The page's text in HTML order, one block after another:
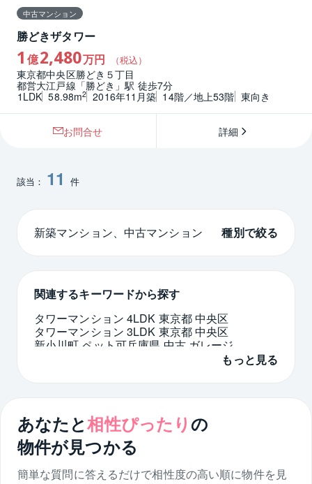
中古マンション
勝どきザタワー
1 億2,480万円 （税込）
東京都中央区勝どき５丁目
都営大江戸線「勝どき」駅 徒歩7分
1LDK 58.98m2 2016年11月築 14階／地上53階 東向き
お問合せ 詳細
該当： 11 件
新築マンション、中古マンション 種別で絞る
関連するキーワードから探す
タワーマンション 4LDK 東京都 中央区
タワーマンション 3LDK 東京都 中央区
新小川町 ペット可兵庫県 中古 ガレージ
マンション 1階 東京都 目黒区
もっと見る
あなたと相性ぴったり の
物件が見つかる
簡単な質問に答えるだけで相性度の高い順に物件を 見